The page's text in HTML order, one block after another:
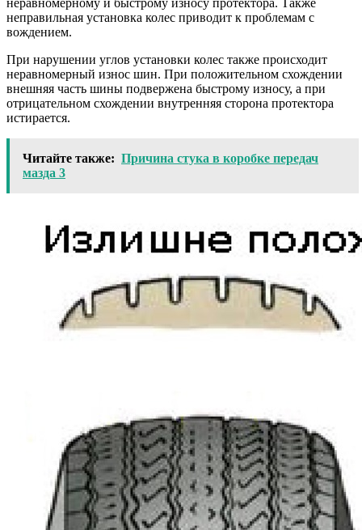
неравномерному и быстрому износу протектора. Также
неправильная установка колес приводит к проблемам с
вождением.
При нарушении углов установки колес также происходит
неравномерный износ шин. При положительном схождении
внешняя часть шины подвержена быстрому износу, а при
отрицательном схождении внутренняя сторона протектора
истирается.
Читайте также: Причина стука в коробке передач
мазда 3